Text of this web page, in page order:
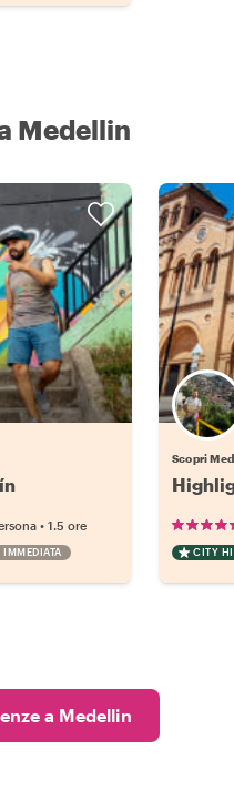
Medellin
• 1.5 ore
IMMEDIATA
Scopri
CITY
a Medellin